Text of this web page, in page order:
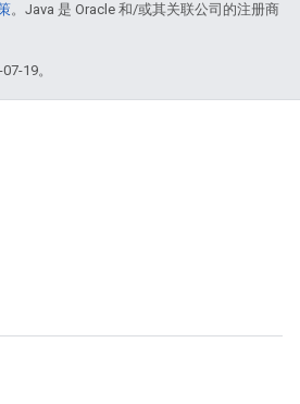
。Java 是 Oracle 和/或其关联公司的注册商
19。